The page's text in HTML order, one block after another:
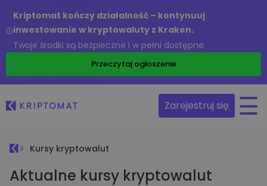
Kriptomat kończy działalność – kontynuuj
inwestowanie w kryptowaluty z Kraken.
Twoje środki są bezpieczne i w pełni dostępne.
Przeczytaj ogłoszenie
Zarejestruj się
Kursy kryptowalut
Aktualne kursy kryptowalut